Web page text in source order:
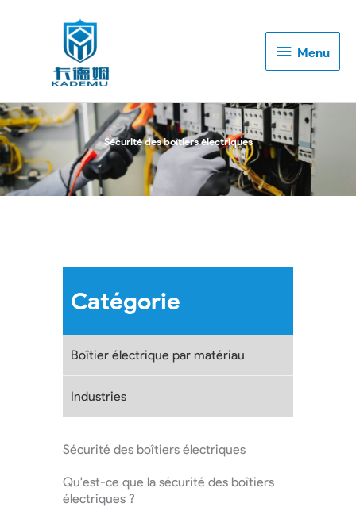
Menu
Menu
Sécurité des boîtiers électriques
Catégorie
Boîtier électrique par matériau
Industries
Sécurité des boîtiers électriques
Qu'est-ce que la sécurité des boîtiers
électriques ?